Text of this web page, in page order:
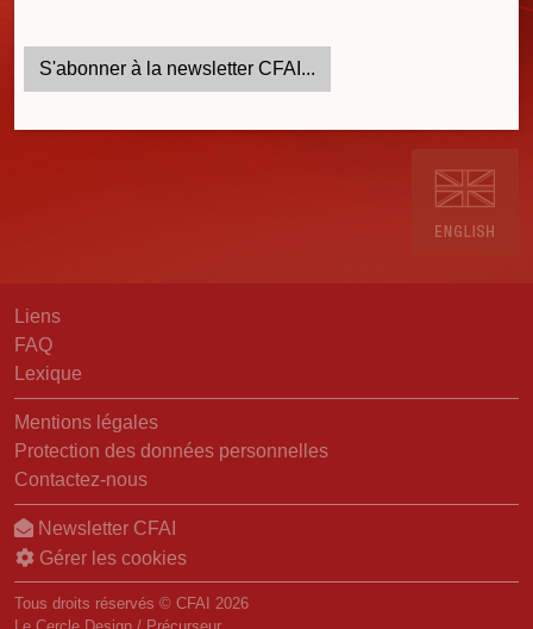
S'abonner à la newsletter CFAI...
Liens
FAQ
Lexique
Mentions légales
Protection des données personnelles
Contactez-nous
Newsletter CFAI
Gérer les cookies
Tous droits réservés © CFAI 2026